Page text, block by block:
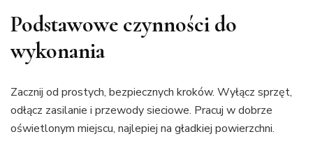
Podstawowe czynności do
wykonania
Zacznij od prostych, bezpiecznych kroków. Wyłącz sprzęt,
odłącz zasilanie i przewody sieciowe. Pracuj w dobrze
oświetlonym miejscu, najlepiej na gładkiej powierzchni.